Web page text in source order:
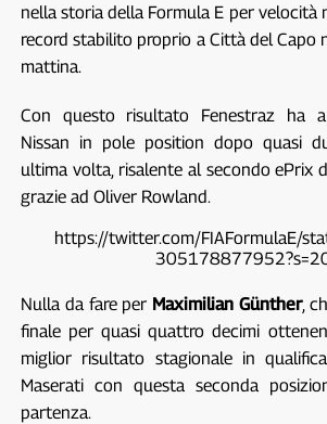
nella storia della Formula E per velocità
record stabilito proprio a Città del Capo
mattina.
Con questo risultato Fenestraz ha
Nissan in pole position dopo quasi
ultima volta, risalente al secondo ePrix
grazie ad Oliver Rowland.
https://twitter.com/FIAFormulaE/
Nulla da fare per Maximilian Günther,
finale per quasi quattro decimi
miglior risultato stagionale in
Maserati con questa seconda
partenza.